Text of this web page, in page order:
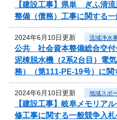
【建設工事】県単 ぎふ清
整備（債務）工事に関する
2024年6月10日更新 流域浄水
公共 社会資本整備総合交付
泥棟脱水機（2系2台目）電
務）（第111-PE-19号）に
2024年6月10日更新 地域スポ
【建設工事】岐阜メモリア
修工事に関する一般競争入